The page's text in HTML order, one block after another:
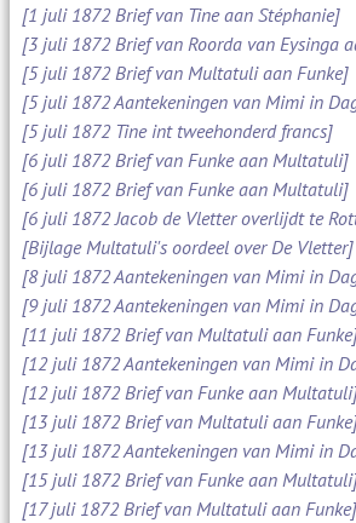
[1 juli 1872 Brief van Tine aan Stéphanie]
[3 juli 1872 Brief van Roorda van Eysinga
[5 juli 1872 Brief van Multatuli aan Funke]
[5 juli 1872 Aantekeningen van Mimi in
[5 juli 1872 Tine int tweehonderd francs]
[6 juli 1872 Brief van Funke aan Multatuli]
[6 juli 1872 Brief van Funke aan Multatuli]
[6 juli 1872 Jacob de Vletter overlijdt te
[Bijlage Multatuli's oordeel over De Vletter]
[8 juli 1872 Aantekeningen van Mimi in
[9 juli 1872 Aantekeningen van Mimi in
[11 juli 1872 Brief van Multatuli aan
[12 juli 1872 Aantekeningen van Mimi in
[12 juli 1872 Brief van Funke aan
[13 juli 1872 Brief van Multatuli aan
[13 juli 1872 Aantekeningen van Mimi in
[15 juli 1872 Brief van Funke aan
[17 juli 1872 Brief van Multatuli aan Funke]